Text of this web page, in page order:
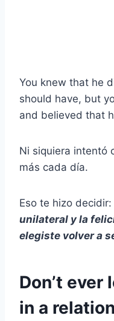
You knew that he
should have, but
and believed that
Ni siquiera intentó
más cada día.
Eso te hizo decidir:
unilateral y la
elegiste volver a
Don’t
in a